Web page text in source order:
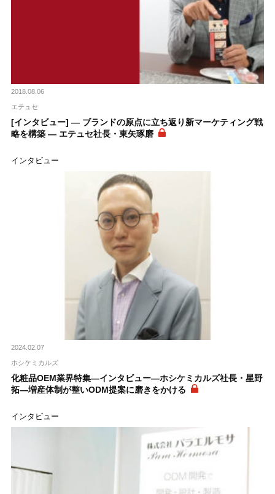
2018.08.06
エテュセ
[インタビュー] ― ブランドの原点に立ち返り新マーケティング戦
略を構築 ― エテュセ社長・東矢琢磨
インタビュー
2024.02.07
ホシケミカルズ
化粧品OEM業界特集―インタビュー―ホシケミカルズ社長・星野
拓―増産体制が整いODM提案に磨きをかける
インタビュー